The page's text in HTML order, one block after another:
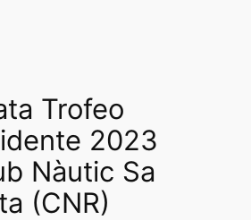
Trofeo
2023
Nàutic Sa
(CNR)